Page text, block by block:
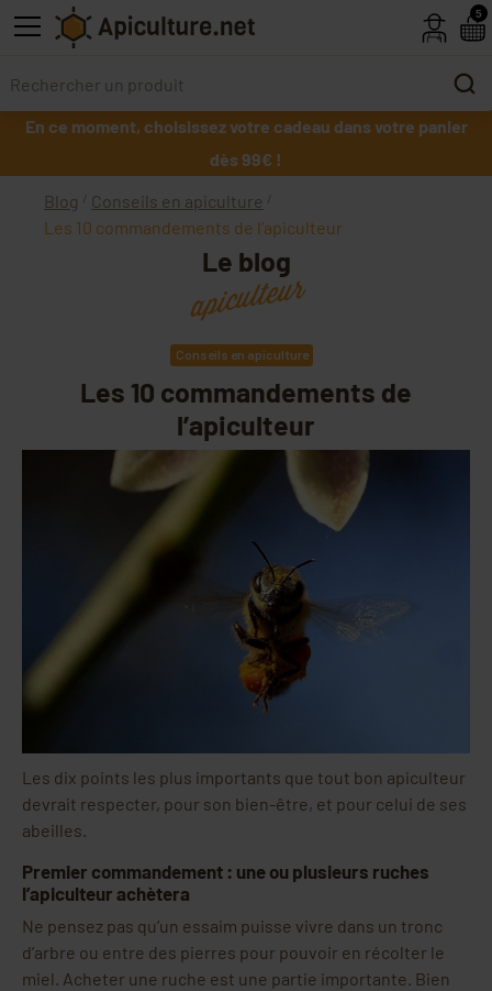
Skip to main content
En ce moment, choisissez votre cadeau dans votre panier
dès 99€ !
Blog
Conseils en apiculture
Les 10 commandements de l’apiculteur
Le blog
apiculteur
Conseils en apiculture
Les 10 commandements de
l’apiculteur
Les dix points les plus importants que tout bon apiculteur
devrait respecter, pour son bien-être, et pour celui de ses
abeilles.
Premier commandement : une ou plusieurs ruches
l’apiculteur achètera
Ne pensez pas qu’un essaim puisse vivre dans un tronc
d’arbre ou entre des pierres pour pouvoir en récolter le
miel. Acheter une ruche est une partie importante. Bien
5